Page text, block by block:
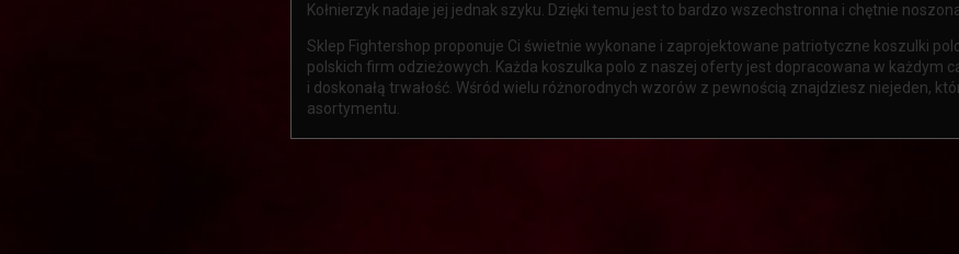
Kołnierzyk nadaje jej jednak szyku. Dzięki temu jest to bardzo wszechstronna i chętnie
Sklep Fightershop proponuje Ci świetnie wykonane i zaprojektowane patriotyczne koszulki
polskich firm odzieżowych. Każda koszulka polo z naszej oferty jest dopracowana w każdym
i doskonałą trwałość. Wśród wielu różnorodnych wzorów z pewnością znajdziesz niejeden,
asortymentu.